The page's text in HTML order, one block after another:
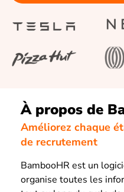
À propos de
Améliorez chaque
de recrutement
BambooHR est un
organise toutes les